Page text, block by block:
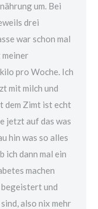
um. Bei
drei
war schon mal
meiner
pro Woche. Ich
mit milch und
dem Zimt ist echt
jetzt auf das was
hin was so alles
ich dann mal ein
machen
und
also nix mehr